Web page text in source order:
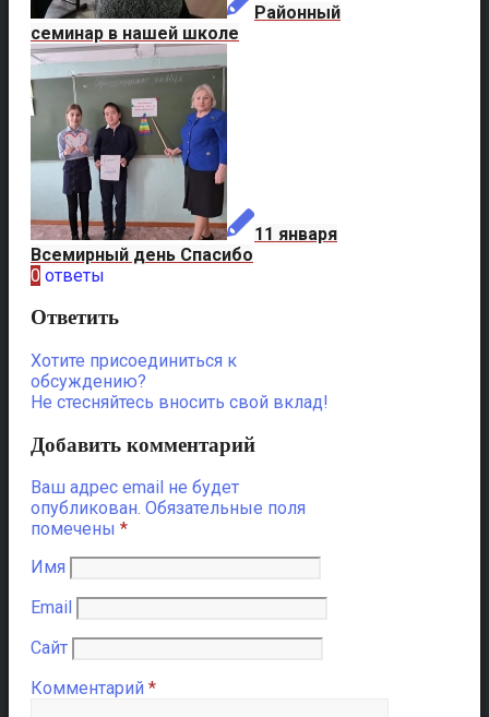
Районный
семинар в нашей школе
11 января
Всемирный день Спасибо
0 ответы
Ответить
Хотите присоединиться к
обсуждению?
Не стесняйтесь вносить свой вклад!
Добавить комментарий
Ваш адрес email не будет
опубликован. Обязательные поля
помечены *
Имя
Email
Сайт
Комментарий *